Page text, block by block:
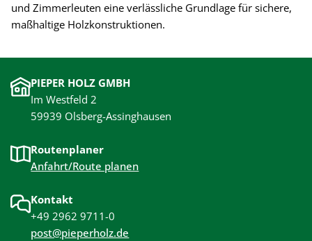
und Zimmerleuten eine verlässliche Grundlage für sichere,
maßhaltige Holzkonstruktionen.
PIEPER HOLZ GMBH
Im Westfeld 2
59939 Olsberg-Assinghausen
Routenplaner
Anfahrt/Route planen
Kontakt
+49 2962 9711-0
post@pieperholz.de